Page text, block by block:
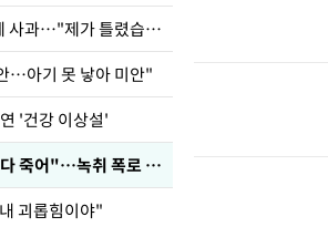
표창원, 남규리에 15년 만에 사과…"제가 틀렸습니다"
…아기 못 낳아 미안"
'건강 이상설'
차가원 "○○○ 까면 주변 다 죽어"…녹취 폭로 파장
괴롭힘이야"